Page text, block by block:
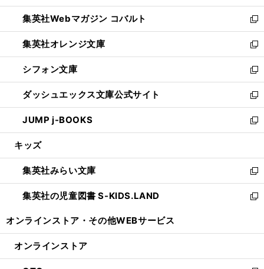
開
く
ウ
で
開
く
ン
ド
ウ
で
開
く
ウ
ィ
ン
ド
ウ
で
開
く
集英社Webマガジン コバルト
新
し
い
ウ
ィ
ン
ド
ウ
で
開
集英社オレンジ文庫
新
し
い
ウ
ィ
ン
ド
ウ
開
く
シフォン文庫
新
し
い
ウ
ィ
ン
ウ
で
開
く
ダッシュエックス文庫公式サイト
新
し
い
ウ
ン
ド
ウ
で
JUMP j-BOOKS
新
し
ウ
ィ
ン
ド
開
キッズ
集英社みらい文庫
新
し
い
ン
ウ
集英社の児童図書 S-KIDS.LAND
新
ウ
ン
オンラインストア・ その他WEBサービス
オンラインストア